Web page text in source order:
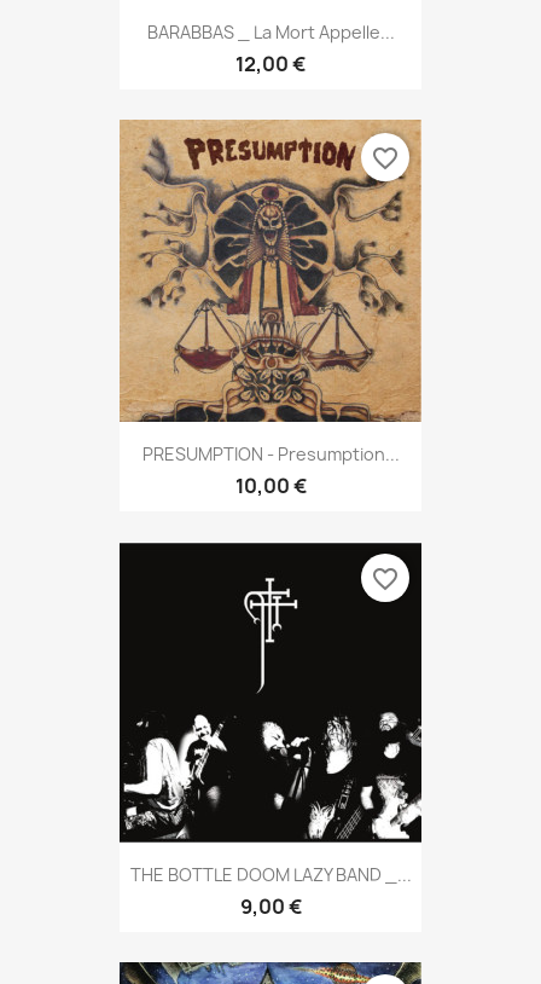
BARABBAS _ La Mort Appelle...
12,00 €
PRESUMPTION - Presumption...
10,00 €
favorite_border
THE BOTTLE DOOM LAZY BAND _...
9,00 €
favorite_border